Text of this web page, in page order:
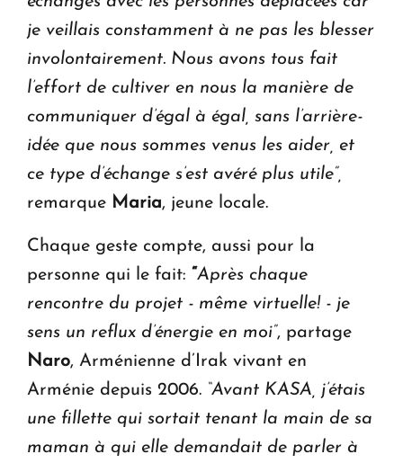
je veillais constamment à ne pas les blesser
involontairement. Nous avons tous fait
l’effort de cultiver en nous la manière de
communiquer d’égal à égal, sans l’arrière-
idée que nous sommes venus les aider, et
ce type d’échange s’est avéré plus utile”,
remarque Maria, jeune locale.
Chaque geste compte, aussi pour la
personne qui le fait: “Après chaque
rencontre du projet - même virtuelle! - je
sens un reflux d’énergie en moi”, partage
Naro, Arménienne d’Irak vivant en
Arménie depuis 2006. “Avant KASA, j’étais
une fillette qui sortait tenant la main de sa
maman à qui elle demandait de parler à